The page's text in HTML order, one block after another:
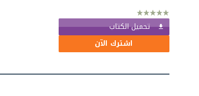
تحميل الكتاب
اشترك الآن